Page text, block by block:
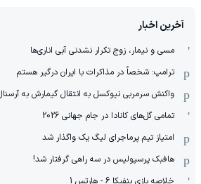
آخرین اخبار
مسی و نیمار، زوج تکرار نشدنی آبی اناری‌ها
ترامپ: شخصاً در مذاکرات با ایران درگیر هستم
واکنش سرمربی نیوکسل به انتقال گیمارش به
تمامی گل‌های کانادا در جام جهانی 2026
امتیاز تیم پرماجرای لیگ یک واگذار شد
هافبک پرسپولیس در سه راهی گرفتار شد!
خلاصه بازی بنفیکا 6 - هارتس 1